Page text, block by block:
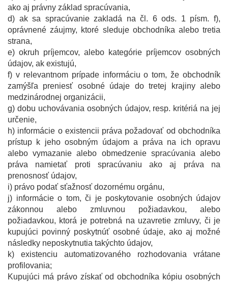
ako aj právny základ spracúvania,
d) ak sa spracúvanie zakladá na čl. 6 ods. 1 písm. f),
oprávnené záujmy, ktoré sleduje obchodníka alebo tretia
strana,
e) okruh príjemcov, alebo kategórie príjemcov osobných
údajov, ak existujú,
f) v relevantnom prípade informáciu o tom, že obchodník
zamýšľa preniesť osobné údaje do tretej krajiny alebo
medzinárodnej organizácii,
g) dobu uchovávania osobných údajov, resp. kritériá na jej
určenie,
h) informácie o existencii práva požadovať od obchodníka
prístup k jeho osobným údajom a práva na ich opravu
alebo vymazanie alebo obmedzenie spracúvania alebo
práva namietať proti spracúvaniu ako aj práva na
prenosnosť údajov,
i) právo podať sťažnosť dozornému orgánu,
j) informácie o tom, či je poskytovanie osobných údajov
zákonnou alebo zmluvnou požiadavkou, alebo
požiadavkou, ktorá je potrebná na uzavretie zmluvy, či je
kupujúci povinný poskytnúť osobné údaje, ako aj možné
následky neposkytnutia takýchto údajov,
k) existenciu automatizovaného rozhodovania vrátane
profilovania;
Kupujúci má právo získať od obchodníka kópiu osobných